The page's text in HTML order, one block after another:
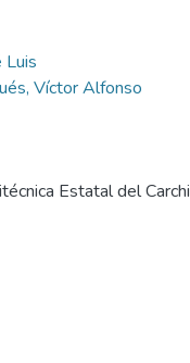
Luis
Víctor Alfonso
Estatal del Carchi